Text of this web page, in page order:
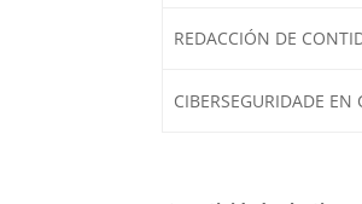
REDACCIÓN DE
CIBERSEGURIDADE